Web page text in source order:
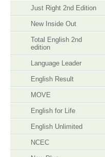
Just Right 2nd Edition
New Inside Out
Total English 2nd
edition
Language Leader
English Result
MOVE
English for Life
English Unlimited
NCEC